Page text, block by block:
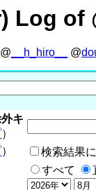
Log of
@ __h_hiro__ @
キ
）
） 検索結果
すべて